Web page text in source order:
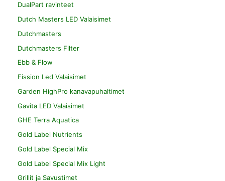
DualPart ravinteet
Dutch Masters LED Valaisimet
Dutchmasters
Dutchmasters Filter
Ebb & Flow
Fission Led Valaisimet
Garden HighPro kanavapuhaltimet
Gavita LED Valaisimet
GHE Terra Aquatica
Gold Label Nutrients
Gold Label Special Mix
Gold Label Special Mix Light
Grillit ja Savustimet